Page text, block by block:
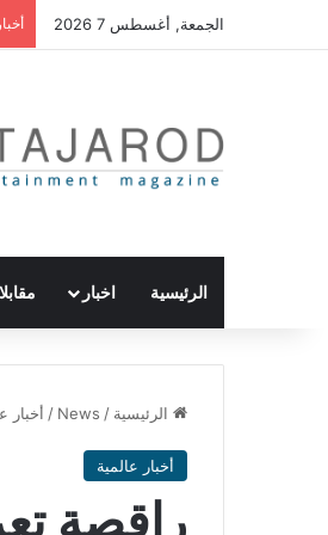
الجمعة, أغسطس 7 2026
الرئيسية اخبار
الرئيسية /
News
/ أخبار
أخبار عالمية
راقصة